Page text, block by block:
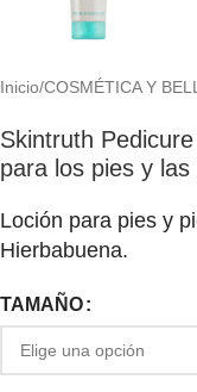
Inicio/COSMÉTICA Y
Skintruth
para los pies y las
Loción para pies y
Hierbabuena.
TAMAÑO